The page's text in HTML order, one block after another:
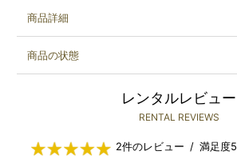
商品詳細
商品の状態
レンタルレビュー
RENTAL REVIEWS
2件のレビュー / 満足度5